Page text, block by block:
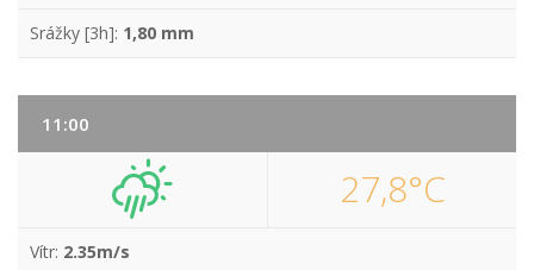
Srážky [3h]: 1,80 mm
11:00
27,8°C
Vítr: 2.35m/s